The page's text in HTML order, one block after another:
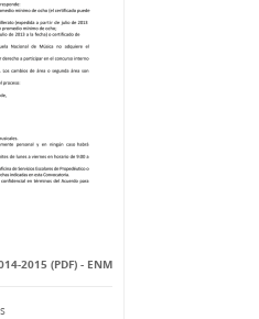
2015 (PDF) - ENM